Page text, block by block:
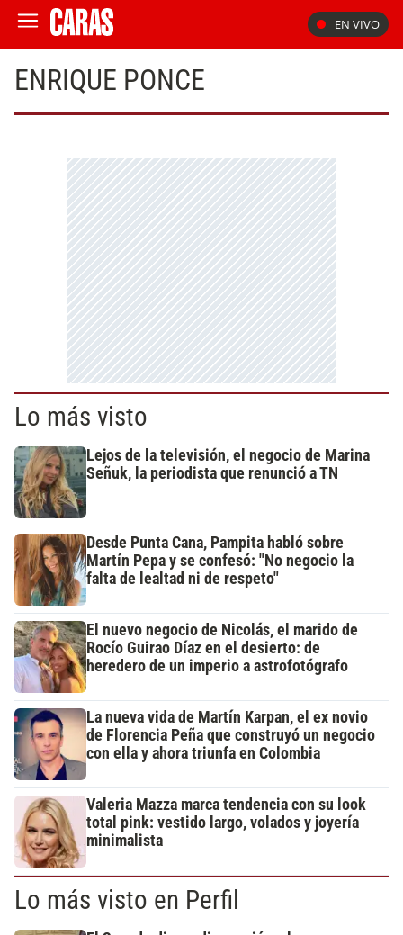
EN VIVO
ENRIQUE PONCE
Lo más visto
Lejos de la televisión, el negocio de Marina
Señuk, la periodista que renunció a TN
Desde Punta Cana, Pampita habló sobre
Martín Pepa y se confesó: "No negocio la
falta de lealtad ni de respeto"
El nuevo negocio de Nicolás, el marido de
Rocío Guirao Díaz en el desierto: de
heredero de un imperio a astrofotógrafo
La nueva vida de Martín Karpan, el ex novio
de Florencia Peña que construyó un negocio
con ella y ahora triunfa en Colombia
Valeria Mazza marca tendencia con su look
total pink: vestido largo, volados y joyería
minimalista
Lo más visto en Perfil